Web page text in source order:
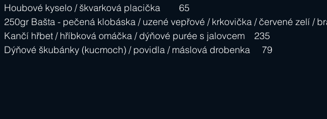
Houbové kyselo / škvarková placička        65
250gr Bašta - pečená klobáska / uzené vepřové / krkovička / červené zelí /
Kančí hřbet / hříbková omáčka / dýňové purée s jalovcem    235
Dýňové škubánky (kucmoch) / povidla / máslová drobenka     79